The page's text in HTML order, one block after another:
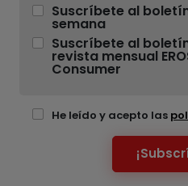
Suscríbete al
semana
Suscríbete al
revista mensual
Consumer
He leído y acepto las